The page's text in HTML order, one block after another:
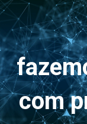
com